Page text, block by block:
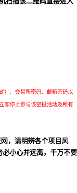
）、交易所密码、邮箱密码以
即停止参与该空投活动及所有
，请明辨各个项目风
必小心并远离，千万不要